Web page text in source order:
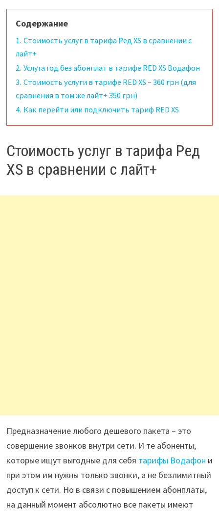
Содержание
1. Стоимость услуг в тарифа Ред XS в сравнении с
лайт+
2. Услуга год без абонплат в тарифе RED XS Водафон
3. Стоимость услуги в тарифе RED XS – 360 грн (для
сравнения в том же лайт+ 350 грн)
4. Как перейти или подключить тариф RED XS
Стоимость услуг в тарифа Ред
XS в сравнении с лайт+
Предназначение любого дешевого пакета – это
совершение звонков внутри сети. И те абоненты,
которые ищут выгодные для себя тарифы Водафон и
при этом им нужны только звонки, а не безлимитный
доступ к сети. Но в связи с повышением абонплаты,
на данный момент абсолютно все пакеты имеют